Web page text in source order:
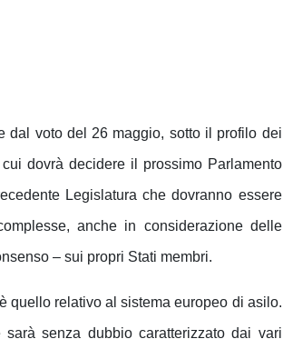
dal voto del 26 maggio, sotto il profilo dei
dovrà decidere il prossimo Parlamento
Legislatura che dovranno essere
anche in considerazione delle
– sui propri Stati membri.
quello relativo al sistema europeo di asilo.
senza dubbio caratterizzato dai vari